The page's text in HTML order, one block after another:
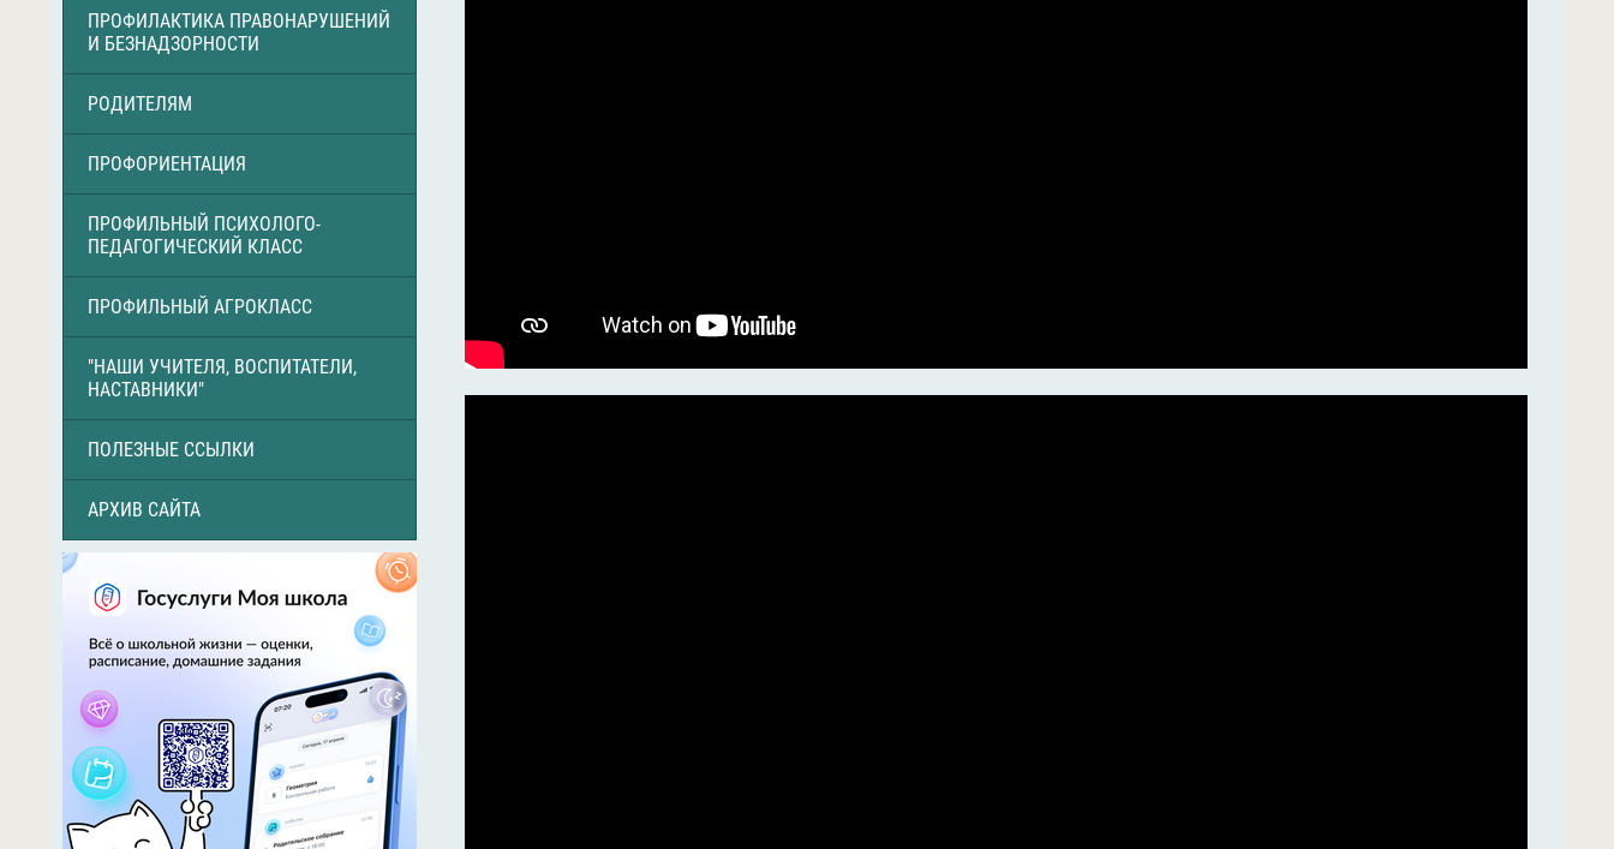
ПРОФИЛАКТИКА ПРАВОНАРУШЕНИЙ
И БЕЗНАДЗОРНОСТИ
РОДИТЕЛЯМ
ПРОФОРИЕНТАЦИЯ
ПРОФИЛЬНЫЙ ПСИХОЛОГО-
ПЕДАГОГИЧЕСКИЙ КЛАСС
ПРОФИЛЬНЫЙ АГРОКЛАСС
"НАШИ УЧИТЕЛЯ, ВОСПИТАТЕЛИ,
НАСТАВНИКИ"
ПОЛЕЗНЫЕ ССЫЛКИ
АРХИВ САЙТА